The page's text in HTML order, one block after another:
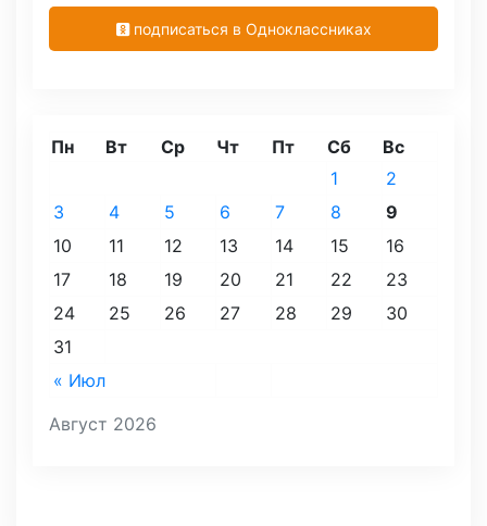
подписаться в Одноклассниках
Август 2026
Пн Вт Ср Чт Пт Сб Вс
« Июл
1
2
3
4 5 6 7 8
9
10
11 12 13 14 15
16
17
18 19 20 21 22
23
24
25 26 27 28 29
30
31